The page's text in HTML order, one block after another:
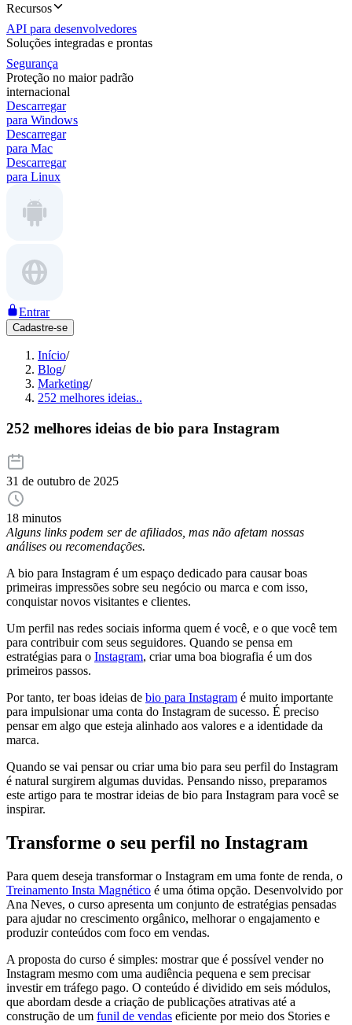
Recursos
API para desenvolvedores
Soluções integradas e prontas
Segurança
Proteção no maior padrão
internacional
Descarregar
para Windows
Descarregar
para Mac
Descarregar
para Linux
Entrar
Cadastre-se
Início/
Blog/
Marketing/
252 melhores ideias..
252 melhores ideias de bio para Instagram
31 de outubro de 2025
18 minutos
Alguns links podem ser de afiliados, mas não afetam nossas
análises ou recomendações.
A bio para Instagram é um espaço dedicado para causar boas
primeiras impressões sobre seu negócio ou marca e com isso,
conquistar novos visitantes e clientes.
Um perfil nas redes sociais informa quem é você, e o que você tem
para contribuir com seus seguidores. Quando se pensa em
estratégias para o Instagram, criar uma boa biografia é um dos
primeiros passos.
Por tanto, ter boas ideias de bio para Instagram é muito importante
para impulsionar uma conta do Instagram de sucesso. É preciso
pensar em algo que esteja alinhado aos valores e a identidade da
marca.
Quando se vai pensar ou criar uma bio para seu perfil do Instagram
é natural surgirem algumas duvidas. Pensando nisso, preparamos
este artigo para te mostrar ideias de bio para Instagram para você se
inspirar.
Transforme o seu perfil no Instagram
Para quem deseja transformar o Instagram em uma fonte de renda, o
Treinamento Insta Magnético é uma ótima opção. Desenvolvido por
Ana Neves, o curso apresenta um conjunto de estratégias pensadas
para ajudar no crescimento orgânico, melhorar o engajamento e
produzir conteúdos com foco em vendas.
A proposta do curso é simples: mostrar que é possível vender no
Instagram mesmo com uma audiência pequena e sem precisar
investir em tráfego pago. O conteúdo é dividido em seis módulos,
que abordam desde a criação de publicações atrativas até a
construção de um funil de vendas eficiente por meio dos Stories e